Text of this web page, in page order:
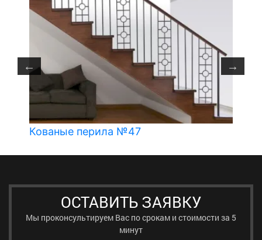
Кованые перила №47
ОСТАВИТЬ ЗАЯВКУ
Мы проконсультируем Вас по срокам и стоимости за 5
минут